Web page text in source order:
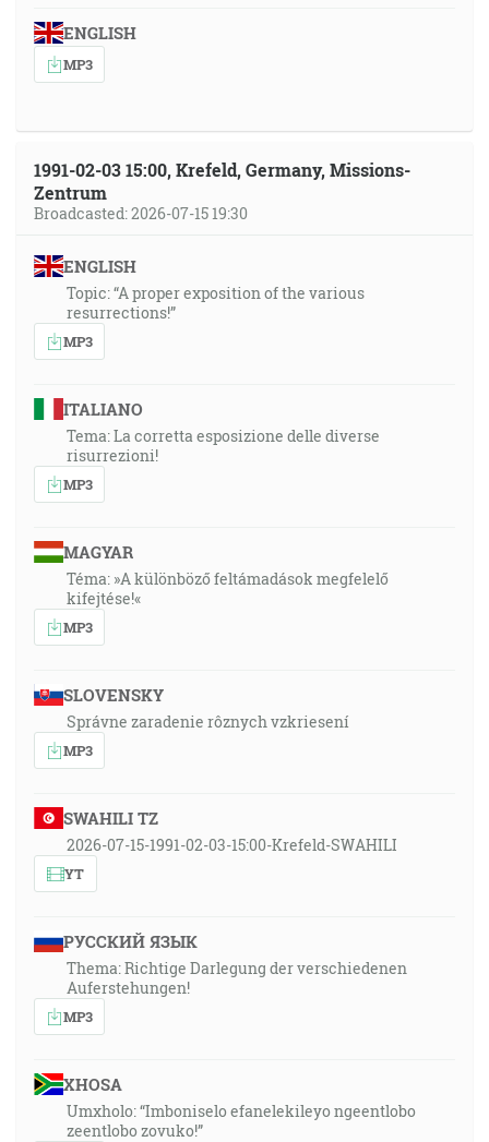
ENGLISH
MP3
1991-02-03 15:00, Krefeld, Germany, Missions-
Zentrum
Broadcasted: 2026-07-15 19:30
ENGLISH
Topic: “A proper exposition of the various
resurrections!”
MP3
ITALIANO
Tema: La corretta esposizione delle diverse
risurrezioni!
MP3
MAGYAR
Téma: »A különböző feltámadások megfelelő
kifejtése!«
MP3
SLOVENSKY
Správne zaradenie rôznych vzkriesení
MP3
SWAHILI TZ
2026-07-15-1991-02-03-15:00-Krefeld-SWAHILI
YT
РУССКИЙ ЯЗЫК
Thema: Richtige Darlegung der verschiedenen
Auferstehungen!
MP3
XHOSA
Umxholo: “Imboniselo efanelekileyo ngeentlobo
zeentlobo zovuko!”